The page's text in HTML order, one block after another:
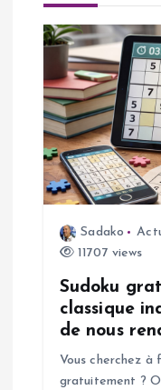
t
o
n
d
Sadako
11707 views
Sudoku
classique
de nous
Vous cherchez à
gratuitement ?